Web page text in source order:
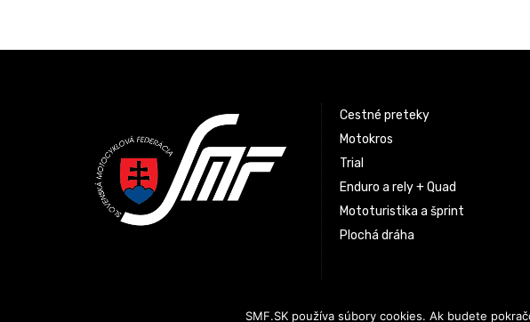
Cestné preteky
Motokros
Trial
Enduro a rely + Quad
Mototuristika a šprint
Plochá dráha
SMF.SK používa súbory cookies. Ak budete